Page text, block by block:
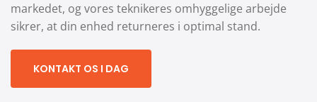
markedet, og vores teknikeres omhyggelige arbejde
sikrer, at din enhed returneres i optimal stand.
KONTAKT OS I DAG